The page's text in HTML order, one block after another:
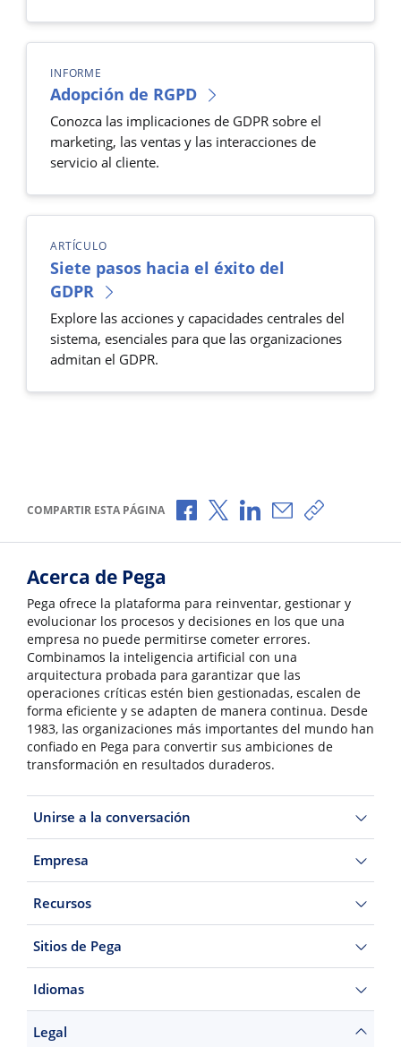
INFORME
Adopción de RGPD
Conozca las implicaciones de GDPR sobre el
marketing, las ventas y las interacciones de
servicio al cliente.
ARTÍCULO
Siete pasos hacia el éxito del
GDPR
Explore las acciones y capacidades centrales del
sistema, esenciales para que las organizaciones
admitan el GDPR.
COMPARTIR ESTA PÁGINA Compartir a través de Facebook
Compartir a través de X
Compartir a través de
Compartir por
Copiar
Acerca de Pega
Pega ofrece la plataforma para reinventar, gestionar y
evolucionar los procesos y decisiones en los que una
empresa no puede permitirse cometer errores.
Combinamos la inteligencia artificial con una
arquitectura probada para garantizar que las
operaciones críticas estén bien gestionadas, escalen de
forma eficiente y se adapten de manera continua. Desde
1983, las organizaciones más importantes del mundo han
confiado en Pega para convertir sus ambiciones de
transformación en resultados duraderos.
Unirse a la conversación
Empresa
Recursos
Sitios de Pega
Idiomas
Legal